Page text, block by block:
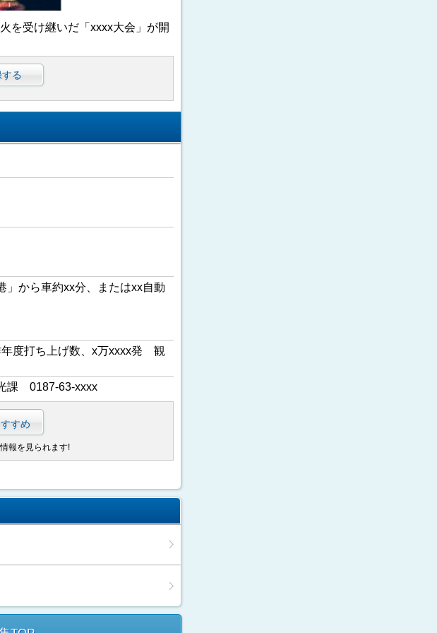
を受け継いだ「xxxx大会」が開
る
」から車約xx分、またはxx自動
度打ち上げ数、x万xxxx発 観
課 0187-63-xxxx
すめ
報を見られます!